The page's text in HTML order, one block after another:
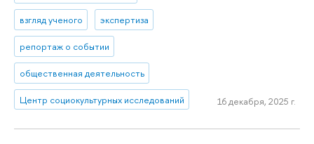
взгляд ученого экспертиза
репортаж о событии
общественная деятельность
Центр социокультурных исследований 16 декабря, 2025 г.